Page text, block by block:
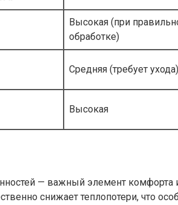
Высокая (при
обработке)
Средняя (требует ухода)
Высокая
— важный элемент
снижает теплопотери, что